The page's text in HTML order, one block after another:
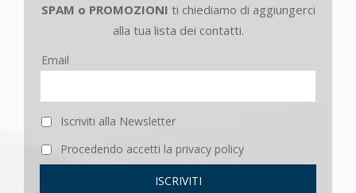
SPAM o PROMOZIONI ti chiediamo di aggiungerci
alla tua lista dei contatti.
Email
Iscriviti alla Newsletter
Procedendo accetti la privacy policy